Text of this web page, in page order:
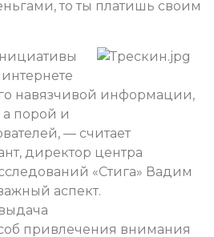
то ты платишь своим
навязчивой информации,
а порой и
— считает
директор центра
«Стига» Вадим
аспект.
привлечения внимания